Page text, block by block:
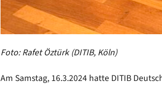
Foto: Rafet Öztürk (DITIB, Köln)
Am Samstag, 16.3.2024 hatte DITIB